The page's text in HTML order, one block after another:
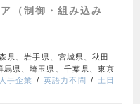
（制御・組み込み
県、岩手県、宮城県、秋田
馬県、埼玉県、千葉県、東京
大手企業 英語力不問
土日